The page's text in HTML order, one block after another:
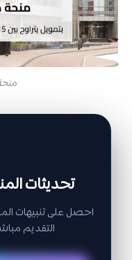
تحديثات
احصل على تنبيهات
التقديم